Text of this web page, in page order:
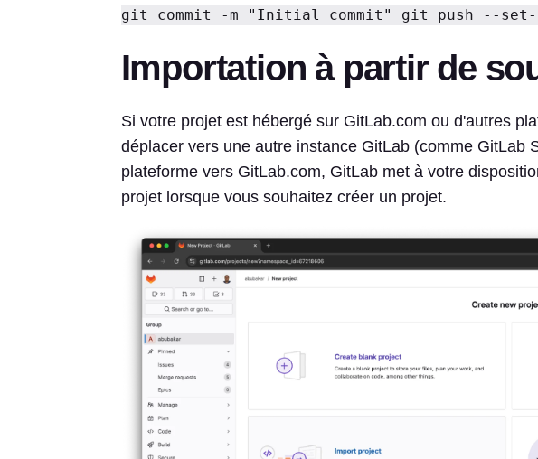
git commit -m "Initial commit" git push --set-
Importation à partir de
Si votre projet est hébergé sur GitLab.com ou d'autres
déplacer vers une autre instance GitLab (comme GitLab
plateforme vers GitLab.com, GitLab met à votre
projet lorsque vous souhaitez créer un projet.